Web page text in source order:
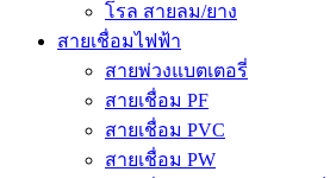
โรล สายลม/ยาง
สายเชื่อมไฟฟ้า
สายพ่วงแบตเตอรี่
สายเชื่อม PF
สายเชื่อม PVC
สายเชื่อม PW